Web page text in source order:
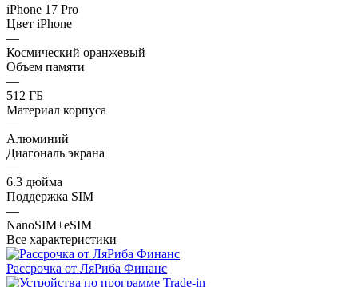
iPhone 17 Pro
Цвет iPhone
—
Космический оранжевый
Объем памяти
—
512 ГБ
Материал корпуса
—
Алюминий
Диагональ экрана
—
6.3 дюйма
Поддержка SIM
—
NanoSIM+eSIM
Все характеристики
Рассрочка от ЛяРиба Финанс